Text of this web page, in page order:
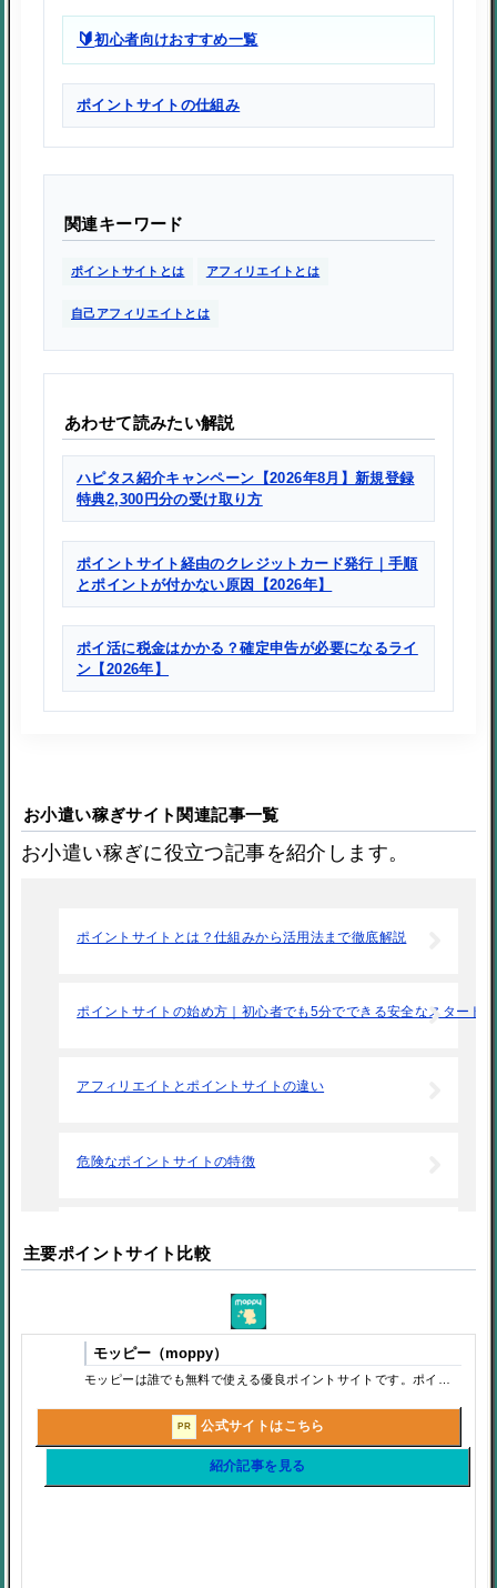
🔰初心者向けおすすめ一覧
ポイントサイトの仕組み
関連キーワード
ポイントサイトとは アフィリエイトとは
自己アフィリエイトとは
あわせて読みたい解説
ハピタス紹介キャンペーン【2026年8月】新規登録
特典2,300円分の受け取り方
ポイントサイト経由のクレジットカード発行｜手順
とポイントが付かない原因【2026年】
ポイ活に税金はかかる？確定申告が必要になるライ
ン【2026年】
お小遣い稼ぎサイト関連記事一覧
お小遣い稼ぎに役立つ記事を紹介します。
ポイントサイトとは？仕組みから活用法まで徹底解説
ポイントサイトの始め方｜初心者でも5分でできる安全なスタート
アフィリエイトとポイントサイトの違い
危険なポイントサイトの特徴
ポイントサイトの稼ぎ方｜初心者でも失敗しない効率的なお小遣い
ポイントサイトは稼ぐよりは貯める、節約するツール
ポイントサイトは楽天での購入で便利
主要ポイントサイト比較
モッピー（moppy）
PR 公式サイトはこちら
紹介記事を見る